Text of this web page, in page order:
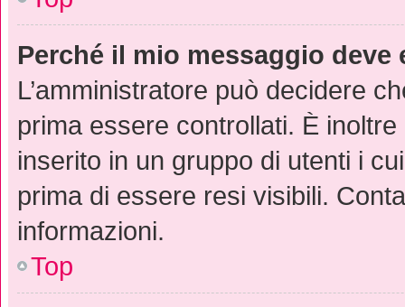
Perché il mio messaggio deve
L’amministratore può decidere
prima essere controllati. È
inserito in un gruppo di utenti i
prima di essere resi visibili.
informazioni.
Top